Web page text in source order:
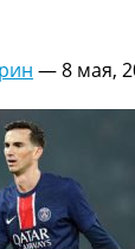
—8 мая,